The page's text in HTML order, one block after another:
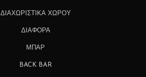
ΔΙΑΧΩΡΙΣΤΙΚΑ ΧΩΡΟΥ
ΔΙΑΦΟΡΑ
ΜΠΑΡ
BACK BAR